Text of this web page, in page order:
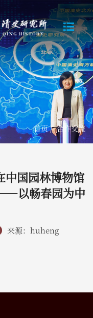
首页/合作交流
中国园林博物馆
以畅春园为中
来源：huheng